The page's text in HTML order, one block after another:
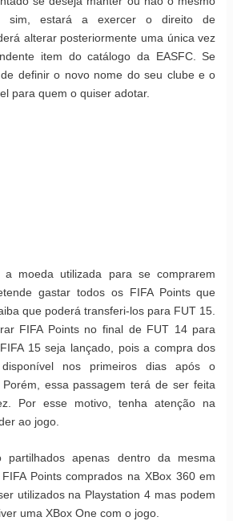
sim, estará a exercer o direito de
alterar posteriormente uma única vez
item do catálogo da EASFC. Se
definir o novo nome do seu clube e o
para quem o quiser adotar.
moeda utilizada para se comprarem
gastar todos os FIFA Points que
que poderá transferi-los para FUT 15.
FIFA Points no final de FUT 14 para
15 seja lançado, pois a compra dos
nos primeiros dias após o
essa passagem terá de ser feita
Por esse motivo, tenha atenção na
ao jogo.
partilhados apenas dentro da mesma
Points comprados na XBox 360 em
utilizados na Playstation 4 mas podem
uma XBox One com o jogo.